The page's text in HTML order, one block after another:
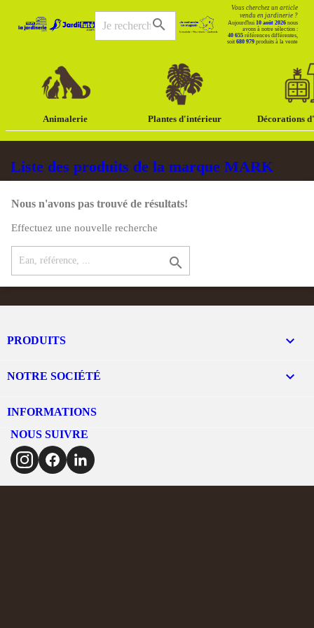
search
Vous cherchez un article
vendu en jardinerie ?
Aujourd'hui 10 août 2026 nous
avons à notre sélection :
40 655 références différentes,
soit 680 979 produits à la vente
Animalerie Plantes d'intérieur Décorations
Liste des produits de la marque MARK
Nous n'avons pas trouvé de résultats!
Effectuez une nouvelle recherche

PRODUITS 
NOTRE SOCIÉTÉ 
INFORMATIONS
NOUS SUIVRE